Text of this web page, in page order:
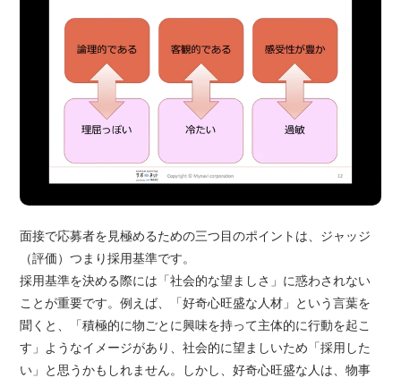
面接で応募者を見極めるための三つ目のポイントは、ジャッジ
（評価）つまり採用基準です。
採用基準を決める際には「社会的な望ましさ」に惑わされない
ことが重要です。例えば、「好奇心旺盛な人材」という言葉を
聞くと、「積極的に物ごとに興味を持って主体的に行動を起こ
す」ようなイメージがあり、社会的に望ましいため「採用した
い」と思うかもしれません。しかし、好奇心旺盛な人は、物事